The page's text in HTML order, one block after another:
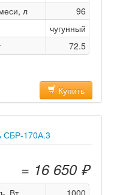
л
96
чугунный
72.5
Купить
СБР-170А.3
= 16 650 ₽
Вт
1000